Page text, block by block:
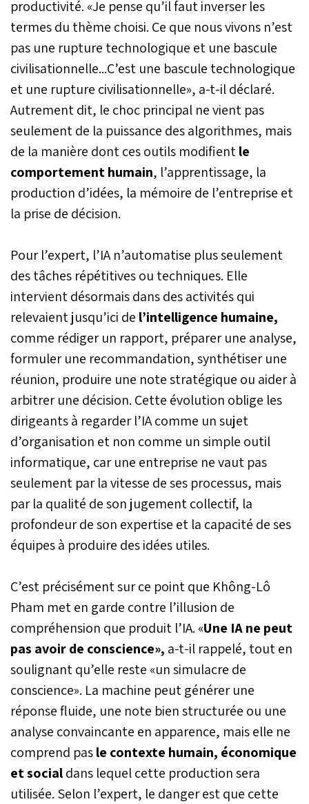
productivité. «Je pense qu’il faut inverser les
termes du thème choisi. Ce que nous vivons n’est
pas une rupture technologique et une bascule
civilisationnelle...C’est une bascule technologique
et une rupture civilisationnelle», a-t-il déclaré.
Autrement dit, le choc principal ne vient pas
seulement de la puissance des algorithmes, mais
de la manière dont ces outils modifientle
comportement humain, l’apprentissage, la
production d’idées, la mémoire de l’entreprise et
la prise de décision.
Pour l’expert, l’IA n’automatise plus seulement
des tâches répétitives ou techniques. Elle
intervient désormais dans des activités qui
relevaient jusqu’ici de l’intelligence humaine,
comme rédiger un rapport, préparer une analyse,
formuler une recommandation, synthétiser une
réunion, produire une note stratégique ou aider à
arbitrer une décision. Cette évolution oblige les
dirigeants à regarder l’IA comme un sujet
d’organisation et non comme un simple outil
informatique, car une entreprise ne vaut pas
seulement par la vitesse de ses processus, mais
par la qualité de son jugement collectif, la
profondeur de son expertise et la capacité de ses
équipes à produire des idées utiles.
C’est précisément sur ce point que Không-Lô
Pham met en garde contre l’illusion de
compréhension que produit l’IA. «Une IA ne peut
pas avoir de conscience», a-t-il rappelé, tout en
soulignant qu’elle reste «un simulacre de
conscience». La machine peut générer une
réponse fluide, une note bien structurée ou une
analyse convaincante en apparence, mais elle ne
comprend pasle contexte humain, économique
et socialdans lequel cette production sera
utilisée. Selon l’expert, le danger est que cette